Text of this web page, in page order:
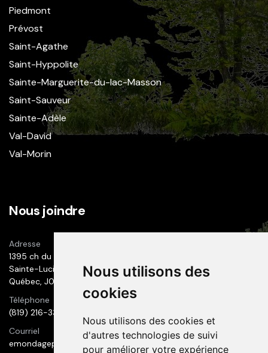
Nous utilisons des
cookies
Nous utilisons des cookies et
d'autres technologies de suivi
pour améliorer votre expérience
Piedmont
Prévost
Saint-Agathe
Saint-Hyppolite
Sainte-Marguerite-du-lac-Masson
Saint-Sauveur
Sainte-Adèle
Val-David
Val-Morin
Nous joindre
Adresse
1395 ch du 1er-Rang
Sainte-Lucie des Laurentides
Québec, J0T 2J0
Téléphone
(819) 216-3300
Courriel
emondageprestige@hotmail.com